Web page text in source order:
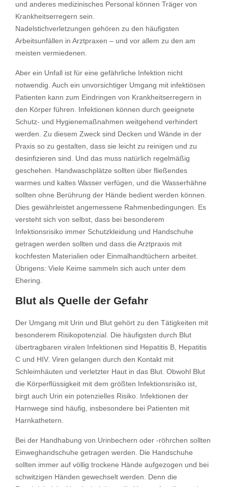
und anderes medizinisches Personal können Träger von
Krankheitserregern sein.
Nadelstichverletzungen gehören zu den häufigsten
Arbeitsunfällen in Arztpraxen – und vor allem zu den am
meisten vermiedenen.
Aber ein Unfall ist für eine gefährliche Infektion nicht
notwendig. Auch ein unvorsichtiger Umgang mit infektiösen
Patienten kann zum Eindringen von Krankheitserregern in
den Körper führen. Infektionen können durch geeignete
Schutz- und Hygienemaßnahmen weitgehend verhindert
werden. Zu diesem Zweck sind Decken und Wände in der
Praxis so zu gestalten, dass sie leicht zu reinigen und zu
desinfizieren sind. Und das muss natürlich regelmäßig
geschehen. Handwaschplätze sollten über fließendes
warmes und kaltes Wasser verfügen, und die Wasserhähne
sollten ohne Berührung der Hände bedient werden können.
Dies gewährleistet angemessene Rahmenbedingungen. Es
versteht sich von selbst, dass bei besonderem
Infektionsrisiko immer Schutzkleidung und Handschuhe
getragen werden sollten und dass die Arztpraxis mit
kochfesten Materialien oder Einmalhandtüchern arbeitet.
Übrigens: Viele Keime sammeln sich auch unter dem
Ehering.
Blut als Quelle der Gefahr
Der Umgang mit Urin und Blut gehört zu den Tätigkeiten mit
besonderem Risikopotenzial. Die häufigsten durch Blut
übertragbaren viralen Infektionen sind Hepatitis B, Hepatitis
C und HIV. Viren gelangen durch den Kontakt mit
Schleimhäuten und verletzter Haut in das Blut. Obwohl Blut
die Körperflüssigkeit mit dem größten Infektionsrisiko ist,
birgt auch Urin ein potenzielles Risiko. Infektionen der
Harnwege sind häufig, insbesondere bei Patienten mit
Harnkathetern.
Bei der Handhabung von Urinbechern oder -röhrchen sollten
Einweghandschuhe getragen werden. Die Handschuhe
sollten immer auf völlig trockene Hände aufgezogen und bei
schwitzigen Händen gewechselt werden. Denn die